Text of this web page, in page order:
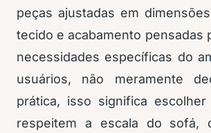
peças ajustadas em
tecido e acabamento pensadas
necessidades específicas do
usuários, não meramente
prática, isso significa
respeitem a escala do sofá,